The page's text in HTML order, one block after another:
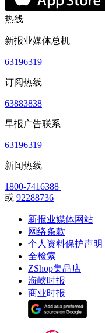
热线
新报业媒体总机
63196319
订阅热线
63883838
早报广告联系
63196319
新闻热线
1800-7416388
或 92288736
新报业媒体网站
网络条款
个人资料保护声明
全检索
ZShop集品店
海峡时报
商业时报